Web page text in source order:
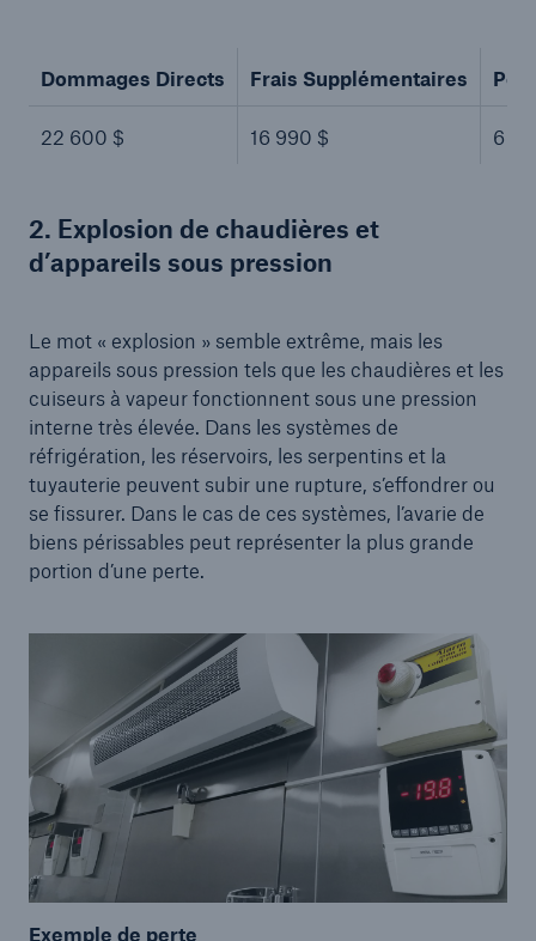
Dommages Directs Frais Supplémentaires
22 600 $ 16 990 $ 6
2. Explosion de chaudières et
d’appareils sous pression
Le mot « explosion » semble extrême, mais les
appareils sous pression tels que les chaudières et les
cuiseurs à vapeur fonctionnent sous une pression
interne très élevée. Dans les systèmes de
réfrigération, les réservoirs, les serpentins et la
tuyauterie peuvent subir une rupture, s’effondrer ou
se fissurer. Dans le cas de ces systèmes, l’avarie de
biens périssables peut représenter la plus grande
portion d’une perte.
Exemple de perte